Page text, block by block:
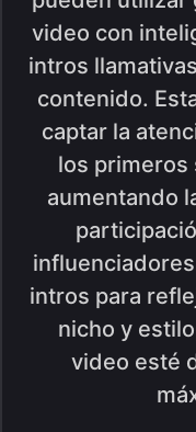
video con
intros
contenido.
captar la
los primeros
aumentando
intros para
nicho y
video esté